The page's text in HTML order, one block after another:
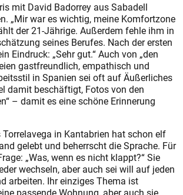
mit David Badorrey aus Sabadell
„Mir war es wichtig, meine Komfortzone
der 21-Jährige. Außerdem fehle ihm in
seines Berufes. Nach der ersten
Eindruck: „Sehr gut.“ Auch von „den
gastfreundlich, empathisch und
in Spanien sei oft auf Äußerliches
damit beschäftigt, Fotos von den
– damit es eine schöne Erinnerung
in Kantabrien hat schon elf
gelebt und beherrscht die Sprache. Für
„Was, wenn es nicht klappt?“ Sie
wechseln, aber auch sei will auf jeden
arbeiten. Ihr einziges Thema ist